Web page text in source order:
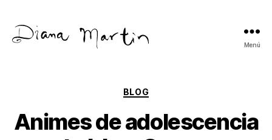
Menú
Categorías
BLOG
Animes de adolescencia